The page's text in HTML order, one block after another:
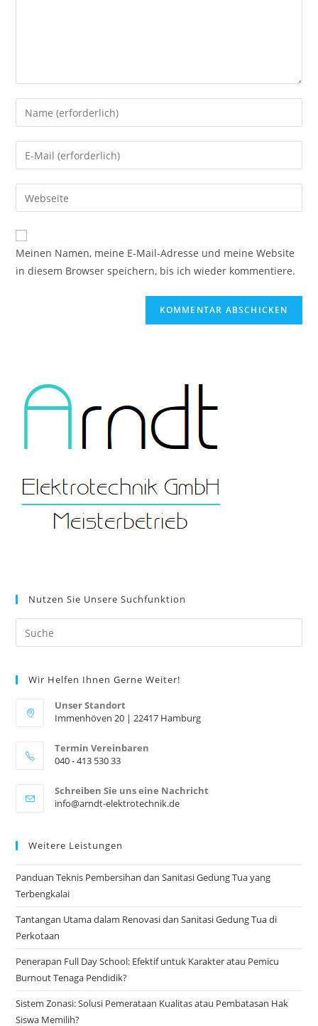
Gib
deinen
Namen
oder
zum
Kommentieren
ein
Gib
deine
E-
Mail-
zum
Kommentieren
ein
Gib
deine
Website-
URL
Meinen Namen, meine E-Mail-Adresse und meine Website
in diesem Browser speichern, bis ich wieder kommentiere.
Nutzen Sie Unsere Suchfunktion
Search
this
Wir Helfen Ihnen Gerne Weiter!
Unser Standort
Immenhöven 20 | 22417 Hamburg
Termin Vereinbaren
040 - 413 530 33
in
your
Schreiben Sie uns eine Nachricht
info@arndt-elektrotechnik.deOpens
Weitere Leistungen
Panduan Teknis Pembersihan dan Sanitasi Gedung Tua yang
Terbengkalai
Tantangan Utama dalam Renovasi dan Sanitasi Gedung Tua di
Perkotaan
Penerapan Full Day School: Efektif untuk Karakter atau Pemicu
Burnout Tenaga Pendidik?
Sistem Zonasi: Solusi Pemerataan Kualitas atau Pembatasan Hak
Siswa Memilih?